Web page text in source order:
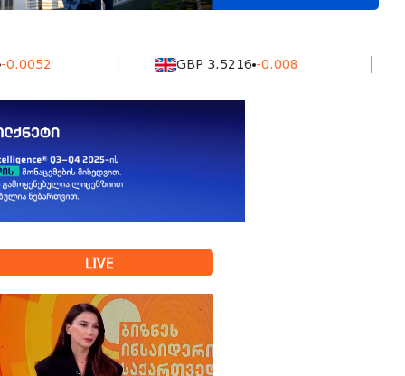
GBP 3.5216 -0.008
LIVE